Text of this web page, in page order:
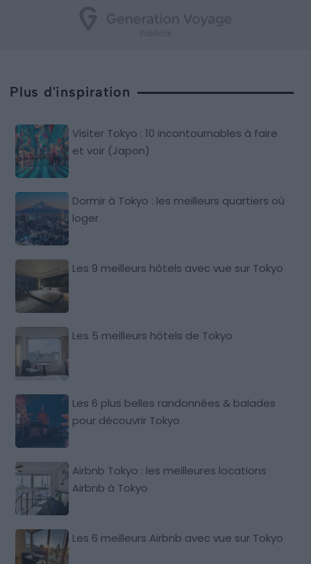
Plus d'inspiration
Visiter Tokyo : 10 incontournables à faire
et voir (Japon)
Dormir à Tokyo : les meilleurs quartiers où
loger
Les 9 meilleurs hôtels avec vue sur Tokyo
Les 5 meilleurs hôtels de Tokyo
Les 6 plus belles randonnées & balades
pour découvrir Tokyo
Airbnb Tokyo : les meilleures locations
Airbnb à Tokyo
Les 6 meilleurs Airbnb avec vue sur Tokyo